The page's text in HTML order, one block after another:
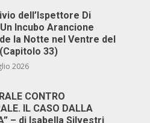
dell’Ispettore Di
Incubo Arancione
la Notte nel Ventre del
33)
2026
CONTRO
IL CASO DALLA
– di Isabella Silvestri